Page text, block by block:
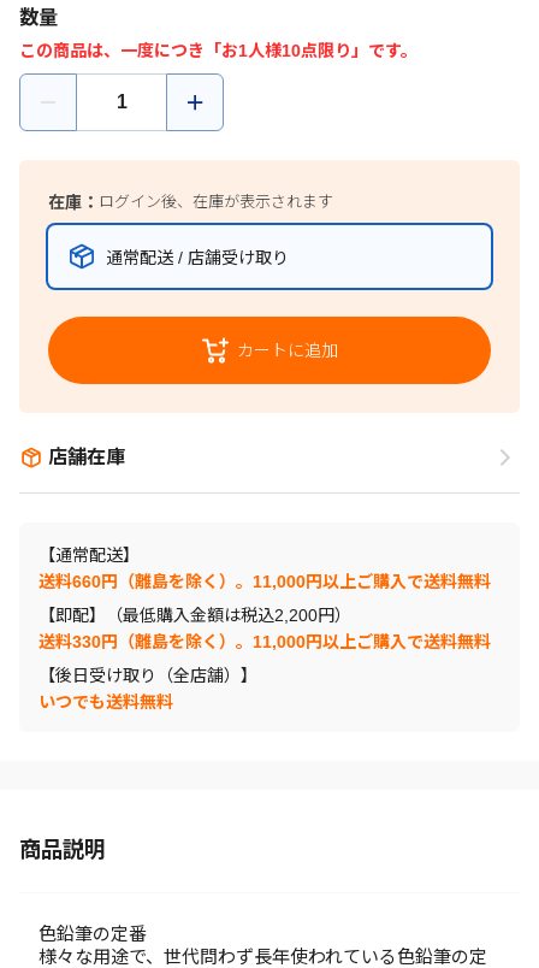
数量
この商品は、一度につき「お1人様10点限り」です。
在庫： ログイン後、在庫が表示されます
通常配送 / 店舗受け取り
カートに追加
店舗在庫
【通常配送】
送料660円（離島を除く）。11,000円以上ご購入で送料無料
【即配】（最低購入金額は税込2,200円）
送料330円（離島を除く）。11,000円以上ご購入で送料無料
【後日受け取り（全店舗）】
いつでも送料無料
商品説明
色鉛筆の定番
様々な用途で、世代問わず長年使われている色鉛筆の定